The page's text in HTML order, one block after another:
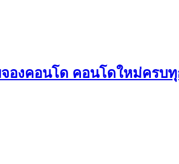
องคอนโด คอนโดใหม่ครบ